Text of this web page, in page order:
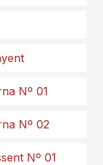
Nº 01
Nº 02
Nº 01